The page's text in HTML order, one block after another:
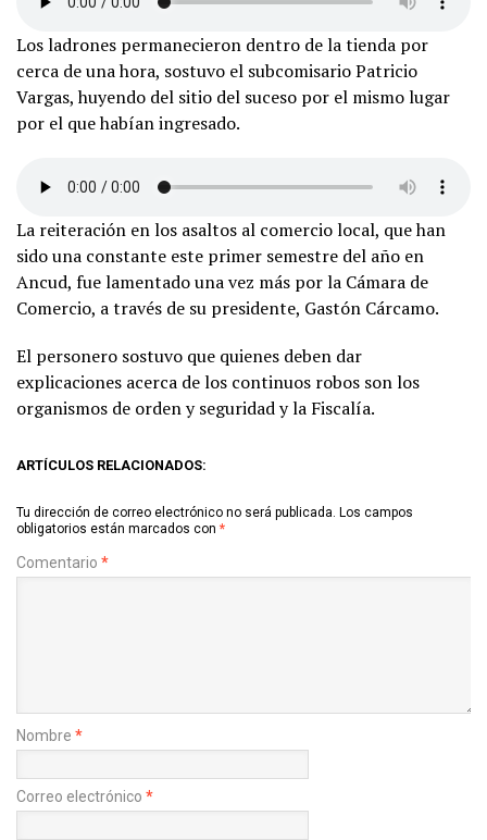
Los ladrones permanecieron dentro de la tienda por
cerca de una hora, sostuvo el subcomisario Patricio
Vargas, huyendo del sitio del suceso por el mismo lugar
por el que habían ingresado.
La reiteración en los asaltos al comercio local, que han
sido una constante este primer semestre del año en
Ancud, fue lamentado una vez más por la Cámara de
Comercio, a través de su presidente, Gastón Cárcamo.
El personero sostuvo que quienes deben dar
explicaciones acerca de los continuos robos son los
organismos de orden y seguridad y la Fiscalía.
ARTÍCULOS RELACIONADOS:
Tu dirección de correo electrónico no será publicada. Los campos
obligatorios están marcados con *
Comentario *
Nombre *
Correo electrónico *